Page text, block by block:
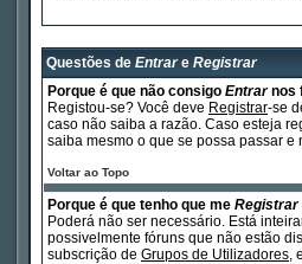
Questões de Entrare Registrar
Porque é que não consigo Entrarnos
Registou-se? Você deve Registrar-se
caso não saiba a razão. Caso esteja
saiba mesmo o que se possa passar
Voltar ao Topo
Porque é que tenho que me Registrar
Poderá não ser necessário. Está
possivelmente fóruns que não estão
subscrição de Grupos de Utilizadores,